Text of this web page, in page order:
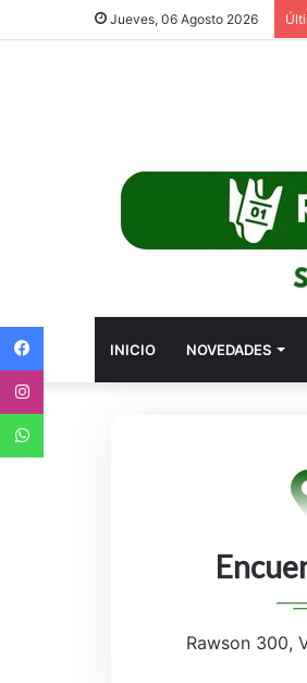
Jueves, 06 Agosto 2026
INICIO NOVEDADES
Rawson 300,